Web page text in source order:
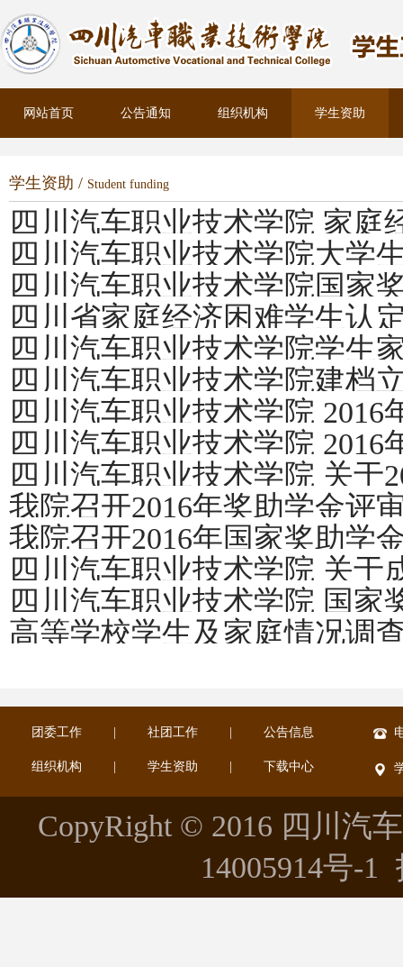
网站首页 公告通知 组织机构 学生资助
学生资助 / Student funding
四川汽车职业技术学院 家庭
四川汽车职业技术学院大学
官）资助申请流程
四川汽车职业技术学院国家
助学金评选办法
四川省家庭经济困难学生认
四川汽车职业技术学院学生
四川汽车职业技术学院建档
指南
四川汽车职业技术学院
意见
四川汽车职业技术学院
见及结果
四川汽车职业技术学院 关于
报告
我院召开2016年奖助学金评
我院召开2016年国家奖助学
四川汽车职业技术学院 关于
和评审委员会的通知
四川汽车职业技术学院 国家
金的评选办法
高等学校学生及家庭情况调
团委工作 社团工作 公告信息
组织机构 学生资助 下载中心
CopyRight © 2016 四川汽
14005914号-1